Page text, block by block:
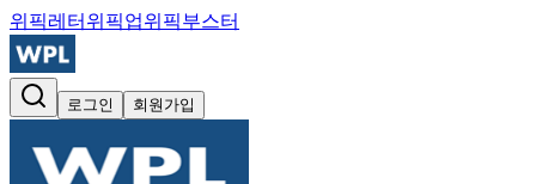
위픽레터 위픽업위픽부스터
로그인 회원가입